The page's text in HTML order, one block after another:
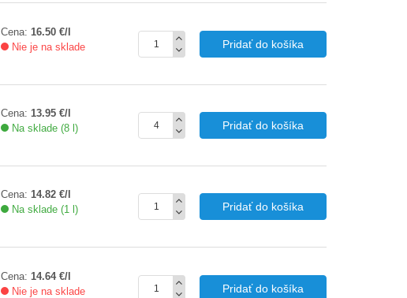
Cena: 16.50 €/l
Nie je na sklade
Pridať do košíka
Cena: 13.95 €/l
Na sklade (8 l)
Pridať do košíka
Cena: 14.82 €/l
Na sklade (1 l)
Pridať do košíka
Cena: 14.64 €/l
Nie je na sklade
Pridať do košíka